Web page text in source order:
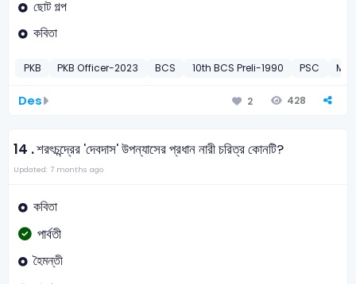
ছোট গল্প
কবিতা
PKB PKB Officer-2023 BCS 10th BCS Preli-1990 PSC
Des 2 428
14 .শরৎচন্দ্রের 'দেবদাস' উপন্যাসের প্রধান নারী চরিত্র কোনটি?
Updated: 7 months ago
কবিতা
পার্বতী
হৈমন্তী